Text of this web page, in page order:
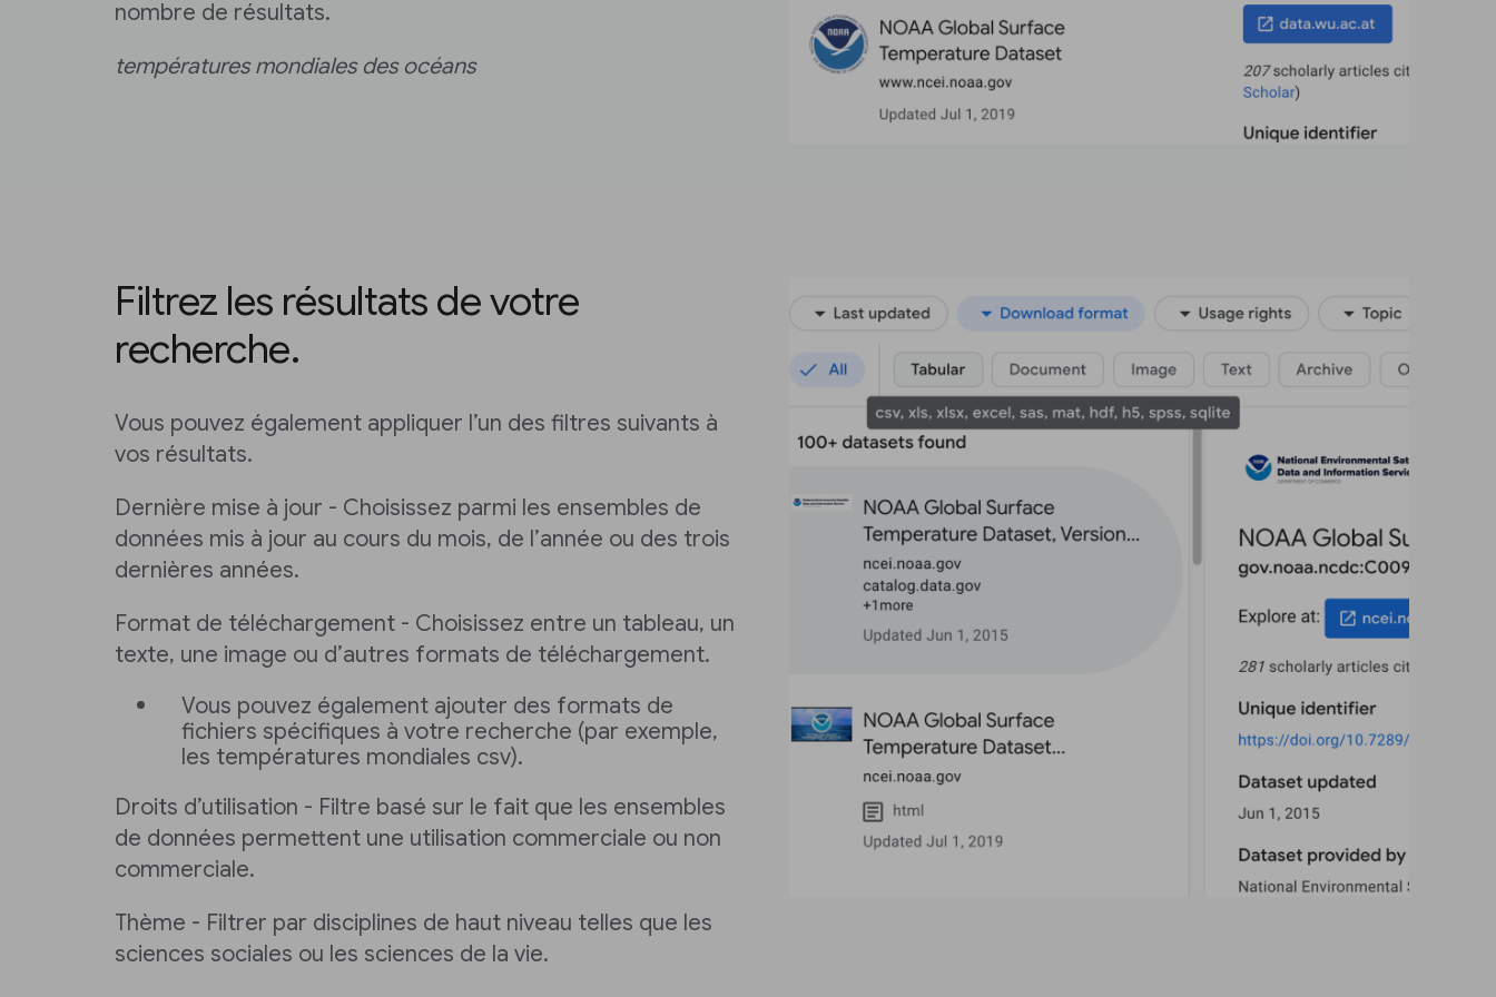
nombre de résultats.
températures mondiales des océans
Filtrez les résultats de votre
recherche.
Vous pouvez également appliquer l’un des filtres suivants à
vos résultats.
Dernière mise à jour - Choisissez parmi les ensembles de
données mis à jour au cours du mois, de l’année ou des trois
dernières années.
Format de téléchargement - Choisissez entre un tableau, un
texte, une image ou d’autres formats de téléchargement.
Vous pouvez également ajouter des formats de
fichiers spécifiques à votre recherche (par exemple,
les températures mondiales csv).
Droits d’utilisation - Filtre basé sur le fait que les ensembles
de données permettent une utilisation commerciale ou non
commerciale.
Thème - Filtrer par disciplines de haut niveau telles que les
sciences sociales ou les sciences de la vie.